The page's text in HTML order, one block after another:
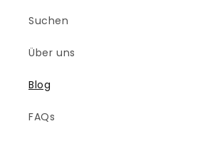
Suchen
Über uns
Blog
FAQs